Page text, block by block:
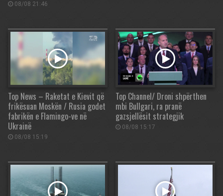
08/08 21:46
Top News – Raketat e Kievit që
frikësuan Moskën / Rusia godet
fabrikën e Flamingo-ve në
Ukrainë
08/08 15:19
Top Channel/ Droni shpërthen
mbi Bullgari, ra pranë
gazsjellësit strategjik
08/08 15:17